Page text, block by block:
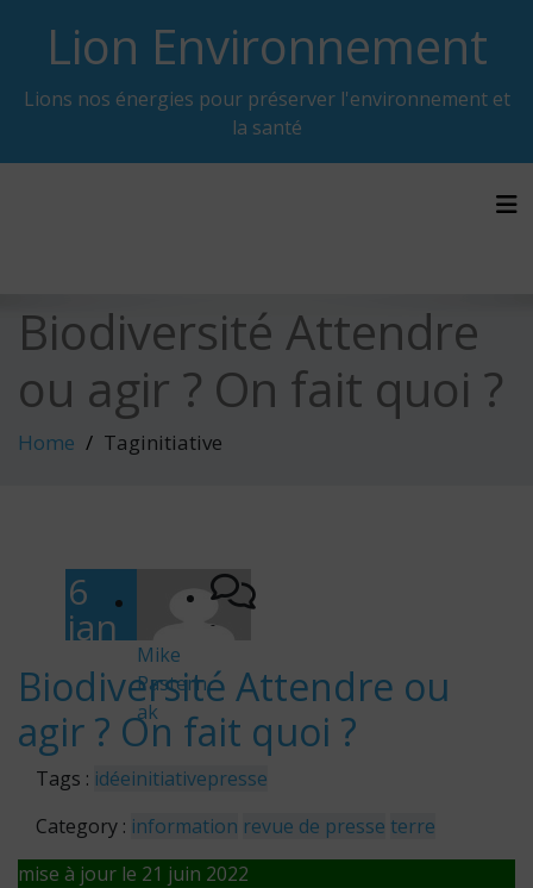
contentLion Environnement
Lions nos énergies pour préserver l'environnement et
la santé
Biodiversité Attendre
ou agir ? On fait quoi ?
Home Taginitiative
6
jan
vier
202
0
Mike
Pastern
ak
-
Biodiversité Attendre ou
agir ? On fait quoi ?
Tags : idéeinitiativepresse
Category : information revue de presse terre
mise à jour le 21 juin 2022